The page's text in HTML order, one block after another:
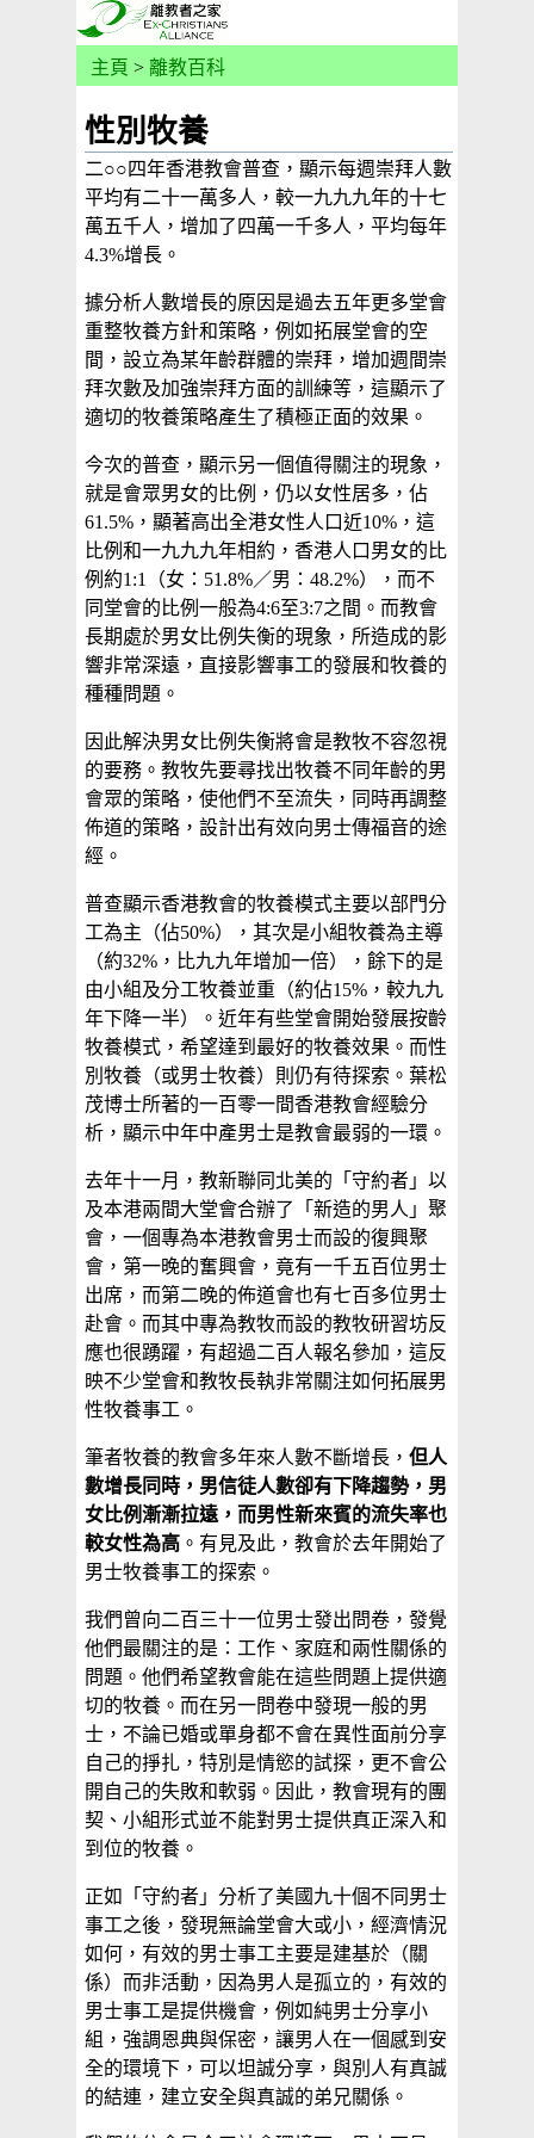
主頁 > 離教百科
性別牧養
二○○四年香港教會普查，顯示每週崇拜人數
平均有二十一萬多人，較一九九九年的十七
萬五千人，增加了四萬一千多人，平均每年
4.3%增長。
據分析人數增長的原因是過去五年更多堂會
重整牧養方針和策略，例如拓展堂會的空
間，設立為某年齡群體的崇拜，增加週間崇
拜次數及加強崇拜方面的訓練等，這顯示了
適切的牧養策略產生了積極正面的效果。
今次的普查，顯示另一個值得關注的現象，
就是會眾男女的比例，仍以女性居多，佔
61.5%，顯著高出全港女性人口近10%，這
比例和一九九九年相約，香港人口男女的比
例約1:1（女：51.8%／男：48.2%），而不
同堂會的比例一般為4:6至3:7之間。而教會
長期處於男女比例失衡的現象，所造成的影
響非常深遠，直接影響事工的發展和牧養的
種種問題。
因此解決男女比例失衡將會是教牧不容忽視
的要務。教牧先要尋找出牧養不同年齡的男
會眾的策略，使他們不至流失，同時再調整
佈道的策略，設計出有效向男士傳福音的途
經。
普查顯示香港教會的牧養模式主要以部門分
工為主（佔50%），其次是小組牧養為主導
（約32%，比九九年增加一倍），餘下的是
由小組及分工牧養並重（約佔15%，較九九
年下降一半）。近年有些堂會開始發展按齡
牧養模式，希望達到最好的牧養效果。而性
別牧養（或男士牧養）則仍有待探索。葉松
茂博士所著的一百零一間香港教會經驗分
析，顯示中年中產男士是教會最弱的一環。
去年十一月，教新聯同北美的「守約者」以
及本港兩間大堂會合辦了「新造的男人」聚
會，一個專為本港教會男士而設的復興聚
會，第一晚的奮興會，竟有一千五百位男士
出席，而第二晚的佈道會也有七百多位男士
赴會。而其中專為教牧而設的教牧研習坊反
應也很踴躍，有超過二百人報名參加，這反
映不少堂會和教牧長執非常關注如何拓展男
性牧養事工。
筆者牧養的教會多年來人數不斷增長， 但人
數增長同時，男信徒人數卻有下降趨勢，男
女比例漸漸拉遠，而男性新來賓的流失率也
較女性為高 。有見及此，教會於去年開始了
男士牧養事工的探索。
我們曾向二百三十一位男士發出問卷，發覺
他們最關注的是：工作、家庭和兩性關係的
問題。他們希望教會能在這些問題上提供適
切的牧養。而在另一問卷中發現一般的男
士，不論已婚或單身都不會在異性面前分享
自己的掙扎，特別是情慾的試探，更不會公
開自己的失敗和軟弱。因此，教會現有的團
契、小組形式並不能對男士提供真正深入和
到位的牧養。
正如「守約者」分析了美國九十個不同男士
事工之後，發現無論堂會大或小，經濟情況
如何，有效的男士事工主要是建基於（關
係）而非活動，因為男人是孤立的，有效的
男士事工是提供機會，例如純男士分享小
組，強調恩典與保密，讓男人在一個感到安
全的環境下，可以坦誠分享，與別人有真誠
的結連，建立安全與真誠的弟兄關係。